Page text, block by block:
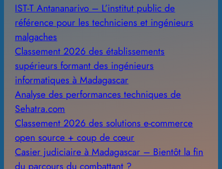
IST-T Antananarivo – L’institut public de
référence pour les techniciens et ingénieurs
malgaches
Classement 2026 des établissements
supérieurs formant des ingénieurs
informatiques à Madagascar
Analyse des performances techniques de
Sehatra.com
Classement 2026 des solutions e-commerce
open source + coup de cœur
Casier judiciaire à Madagascar – Bientôt la fin
du parcours du combattant ?